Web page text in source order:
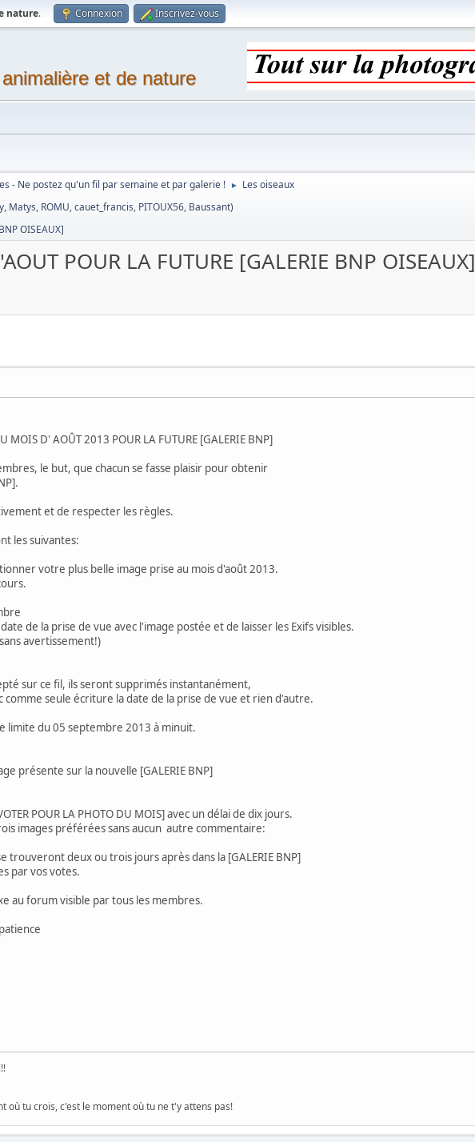
nature. Connexion Inscrivez-vous
et de nature
- Ne postez qu'un fil par semaine et par galerie ! ► Les oiseaux
, Matys, ROMU,cauet_francis, PITOUX56, Baussant)
OISEAUX]
POUR LA FUTURE [GALERIE BNP OISEAUX]
MOIS D' AOÛT 2013 POUR LA FUTURE [GALERIE BNP]
le but, que chacun se fasse plaisir pour obtenir
et de respecter les règles.
les suivantes:
votre plus belle image prise au mois d'août 2013.
de la prise de vue avec l'image postée et de laisser les Exifs visibles.
avertissement!)
sur ce fil, ils seront supprimés instantanément,
seule écriture la date de la prise de vue et rien d'autre.
limite du 05 septembre 2013 à minuit.
présente sur la nouvelle [GALERIE BNP]
POUR LA PHOTO DU MOIS] avec un délai de dix jours.
images préférées sans aucun autre commentaire:
trouveront deux ou trois jours après dans la [GALERIE BNP]
par vos votes.
au forum visible par tous les membres.
où tu crois, c'est le moment où tu ne t'y attens pas!